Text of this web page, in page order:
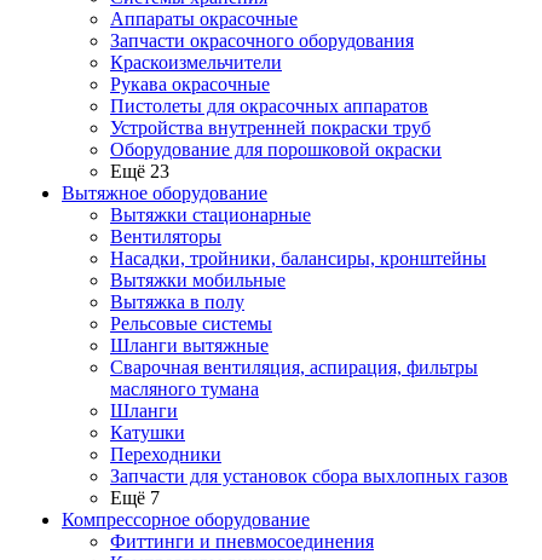
Аппараты окрасочные
Запчасти окрасочного оборудования
Краскоизмельчители
Рукава окрасочные
Пистолеты для окрасочных аппаратов
Устройства внутренней покраски труб
Оборудование для порошковой окраски
Ещё 23
Вытяжное оборудование
Вытяжки стационарные
Вентиляторы
Насадки, тройники, балансиры, кронштейны
Вытяжки мобильные
Вытяжка в полу
Рельсовые системы
Шланги вытяжные
Сварочная вентиляция, аспирация, фильтры
масляного тумана
Шланги
Катушки
Переходники
Запчасти для установок сбора выхлопных газов
Ещё 7
Компрессорное оборудование
Фиттинги и пневмосоединения